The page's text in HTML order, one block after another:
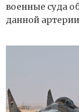
военные суда
данной